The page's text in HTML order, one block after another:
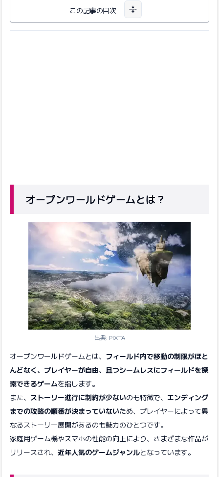
この記事の目次 目次を開く
オープンワールドゲームとは？
出典: PIXTA
オープンワールドゲームとは、 フィールド内で移動の制限がほと
んどなく、プレイヤーが自由、且つシームレスにフィールドを探
索できるゲームを指します。
また、 ストーリー進行に制約が少ないのも特徴で、 エンディング
までの攻略の順番が決まっていないため、プレイヤーによって異
なるストーリー展開があるのも魅力のひとつです。
家庭用ゲーム機やスマホの性能の向上により、さまざまな作品が
リリースされ、 近年人気のゲームジャンルとなっています。